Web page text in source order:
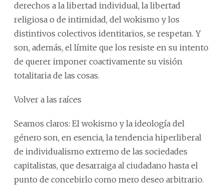
derechos a la libertad individual, la libertad
religiosa o de intimidad, del wokismo y los
distintivos colectivos identitarios, se respetan. Y
son, además, el límite que los resiste en su intento
de querer imponer coactivamente su visión
totalitaria de las cosas.
Volver a las raíces
Seamos claros: El wokismo y la ideología del
género son, en esencia, la tendencia hiperliberal
de individualismo extremo de las sociedades
capitalistas, que desarraiga al ciudadano hasta el
punto de concebirlo como mero deseo arbitrario.